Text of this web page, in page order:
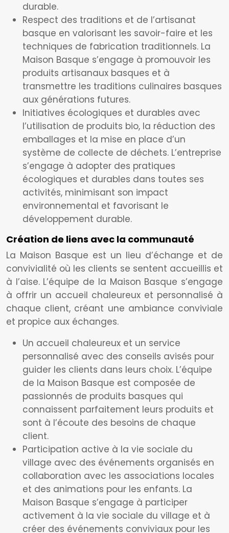
durable.
Respect des traditions et de l’artisanat
basque en valorisant les savoir-faire et les
techniques de fabrication traditionnels. La
Maison Basque s’engage à promouvoir les
produits artisanaux basques et à
transmettre les traditions culinaires basques
aux générations futures.
Initiatives écologiques et durables avec
l’utilisation de produits bio, la réduction des
emballages et la mise en place d’un
système de collecte de déchets. L’entreprise
s’engage à adopter des pratiques
écologiques et durables dans toutes ses
activités, minimisant son impact
environnemental et favorisant le
développement durable.
Création de liens avec la communauté
La Maison Basque est un lieu d’échange et de
convivialité où les clients se sentent accueillis et
à l’aise. L’équipe de la Maison Basque s’engage
à offrir un accueil chaleureux et personnalisé à
chaque client, créant une ambiance conviviale
et propice aux échanges.
Un accueil chaleureux et un service
personnalisé avec des conseils avisés pour
guider les clients dans leurs choix. L’équipe
de la Maison Basque est composée de
passionnés de produits basques qui
connaissent parfaitement leurs produits et
sont à l’écoute des besoins de chaque
client.
Participation active à la vie sociale du
village avec des événements organisés en
collaboration avec les associations locales
et des animations pour les enfants. La
Maison Basque s’engage à participer
activement à la vie sociale du village et à
créer des événements conviviaux pour les